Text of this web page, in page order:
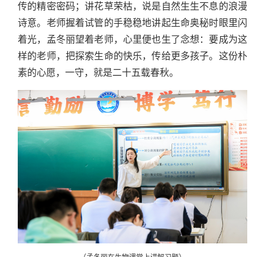
传的精密密码；讲花草荣枯，说是自然生生不息的浪漫
诗意。老师握着试管的手稳稳地讲起生命奥秘时眼里闪
着光，孟冬丽望着老师，心里便也生了念想：要成为这
样的老师，把探索生命的快乐，传给更多孩子。这份朴
素的心愿，一守，就是二十五载春秋。